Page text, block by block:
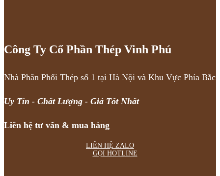
Công Ty Cổ Phần Thép Vinh Phú
Nhà Phân Phối Thép số 1 tại Hà Nội và Khu Vực Phía Bắc
Uy Tín - Chất Lượng - Giá Tốt Nhất
Liên hệ tư vấn & mua hàng
LIÊN HỆ ZALO
GỌI HOTLINE